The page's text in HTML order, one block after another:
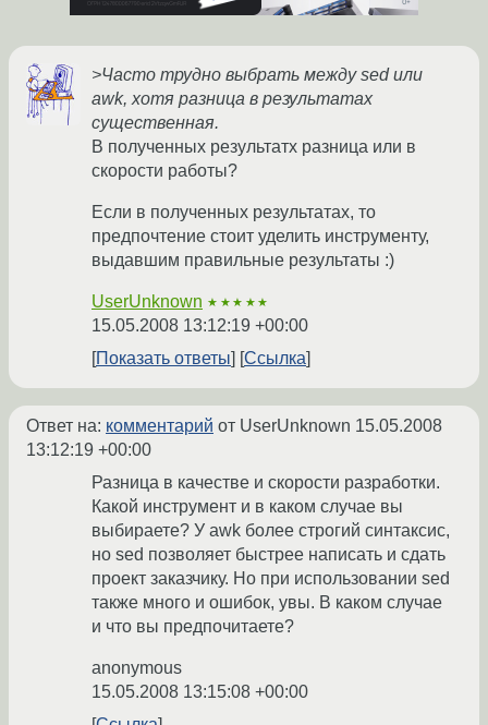
>Часто трудно выбрать между sed или
awk, хотя разница в результатах
существенная.
В полученных результатх разница или в
скорости работы?
Если в полученных результатах, то
предпочтение стоит уделить инструменту,
выдавшим правильные результаты :)
UserUnknown ★★★★★
15.05.2008 13:12:19 +00:00
Показать ответы
Ссылка
Ответ на: комментарий от UserUnknown 15.05.2008
13:12:19 +00:00
Разница в качестве и скорости разработки.
Какой инструмент и в каком случае вы
выбираете? У awk более строгий синтаксис,
но sed позволяет быстрее написать и сдать
проект заказчику. Но при использовании sed
также много и ошибок, увы. В каком случае
и что вы предпочитаете?
anonymous
15.05.2008 13:15:08 +00:00